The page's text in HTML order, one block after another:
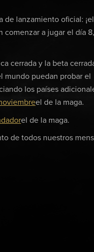
lanzamiento oficial: ¡el
comenzar a jugar el día 8,
cerrada y la beta
mundo puedan probar el
los países
el de la maga.
el de la maga.
de todos nuestros